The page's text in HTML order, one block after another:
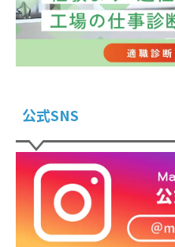
公式SNS